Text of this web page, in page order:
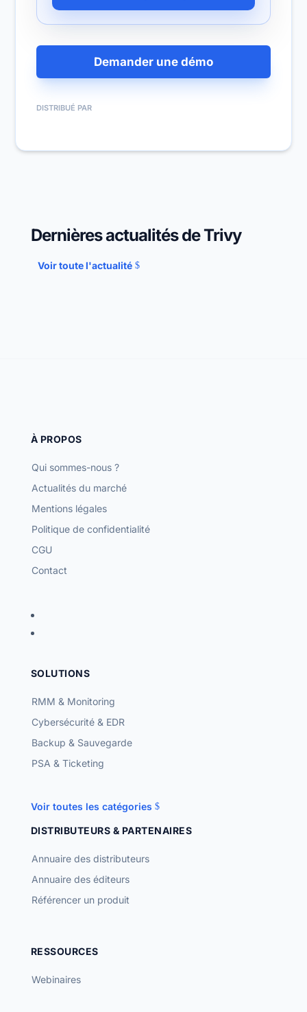
Demander une démo
DISTRIBUÉ PAR
Dernières actualités de Trivy
Voir toute l'actualité
À PROPOS
Qui sommes-nous ?
Actualités du marché
Mentions légales
Politique de confidentialité
CGU
Contact
SOLUTIONS
RMM & Monitoring
Cybersécurité & EDR
Backup & Sauvegarde
PSA & Ticketing
Voir toutes les catégories
DISTRIBUTEURS & PARTENAIRES
Annuaire des distributeurs
Annuaire des éditeurs
Référencer un produit
RESSOURCES
Webinaires